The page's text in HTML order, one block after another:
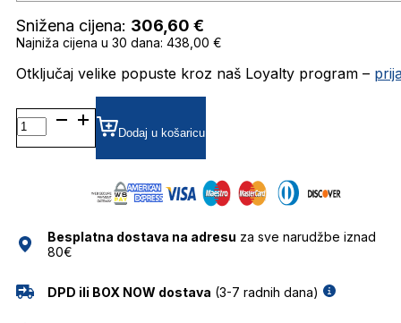
Snižena cijena: 306,60 €
Najniža cijena u 30 dana: 438,00 €
Otključaj velike popuste kroz naš Loyalty program –
FE40150I
GRADIJENT SUNČANE
NAOČALE
Dodaj u košaricu
Besplatna dostava na adresu za sve narudžbe iznad
80€
DPD ili BOX NOW dostava (3-7 radnih dana)